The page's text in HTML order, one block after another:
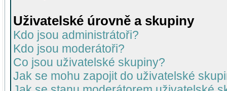
Uživatelské úrovně a skupiny
Kdo jsou administrátoři?
Kdo jsou moderátoři?
Co jsou uživatelské skupiny?
Jak se mohu zapojit do uživatelské